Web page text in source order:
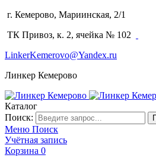
г. Кемерово, Мариинская, 2/1
ТК Привоз, к. 2, ячейка № 102
LinkerKemerovo@Yandex.ru
Линкер Кемерово
Каталог
Поиск:
Меню Поиск
Учётная запись
Корзина 0